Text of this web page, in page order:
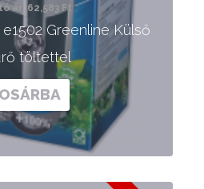
ár: 62,583 Ft
Greenline Külső
töltettel